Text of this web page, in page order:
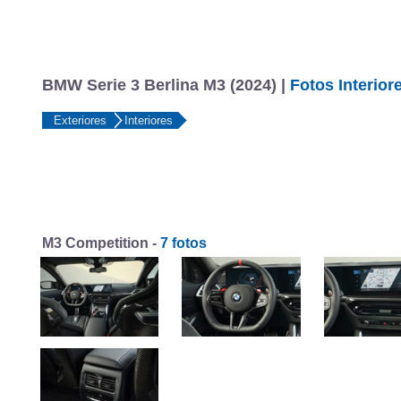
BMW Serie 3 Berlina M3 (2024) | Fotos
Exteriores Interiores
M3 Competition - 7 fotos